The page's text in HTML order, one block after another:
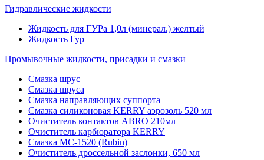
Гидравлические жидкости
Жидкость для ГУРа 1,0л (минерал.) желтый
Жидкость Гур
Промывочные жидкости, присадки и смазки
Смазка шрус
Смазка шруса
Смазка направляющих суппорта
Смазка силиконовая KERRY аэрозоль 520 мл
Очиститель контактов ABRO 210мл
Очиститель карбюратора KERRY
Смазка МС-1520 (Rubin)
Очиститель дроссельной заслонки, 650 мл